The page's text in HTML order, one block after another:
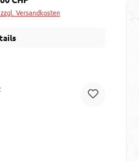
Versandkosten